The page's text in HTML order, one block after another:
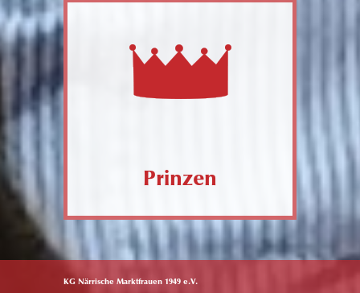
Prinzen
KG Närrische Marktfrauen 1949 e.V.